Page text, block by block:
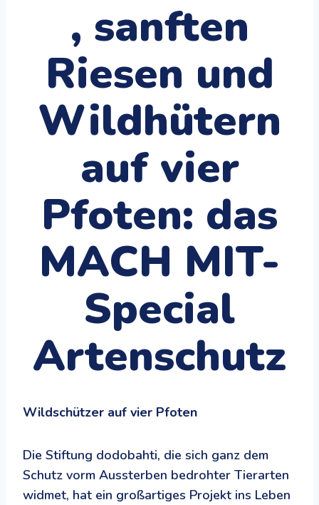
, sanften
Riesen und
Wildhütern
auf vier
Pfoten: das
MACH MIT-
Special
Artenschutz
Wildschützer auf vier Pfoten
Die Stiftung dodobahti, die sich ganz dem
Schutz vorm Aussterben bedrohter Tierarten
widmet, hat ein großartiges Projekt ins Leben